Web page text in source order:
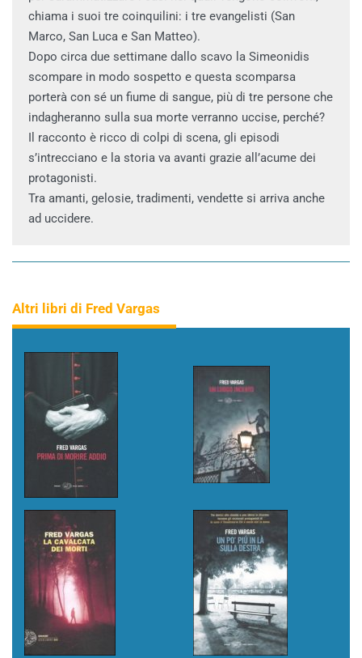
chiama i suoi tre coinquilini: i tre evangelisti (San
Marco, San Luca e San Matteo).
Dopo circa due settimane dallo scavo la Simeonidis
scompare in modo sospetto e questa scomparsa
porterà con sé un fiume di sangue, più di tre persone che
indagheranno sulla sua morte verranno uccise, perché?
Il racconto è ricco di colpi di scena, gli episodi
s’intrecciano e la storia va avanti grazie all’acume dei
protagonisti.
Tra amanti, gelosie, tradimenti, vendette si arriva anche
ad uccidere.
Altri libri di Fred Vargas